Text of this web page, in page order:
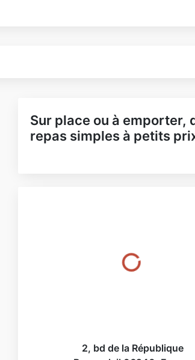
Sur place ou à emporter,
repas simples à petits
2, bd de la République